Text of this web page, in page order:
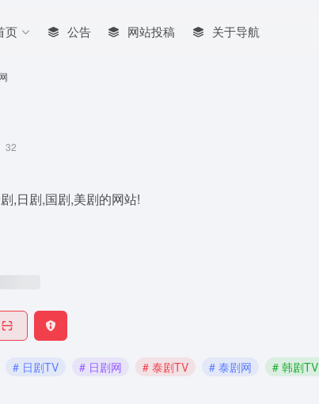
页 公告 网站投稿 关于导航
32
,日剧,国剧,美剧的网站!
# 日剧TV # 日剧网 # 泰剧TV # 泰剧网 # 韩剧TV